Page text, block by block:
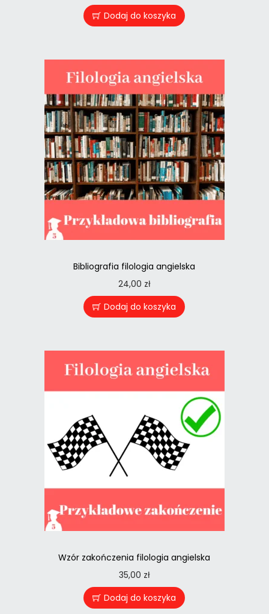
Dodaj do koszyka
Bibliografia filologia angielska
24,00 zł
Dodaj do koszyka
Wzór zakończenia filologia angielska
35,00 zł
Dodaj do koszyka